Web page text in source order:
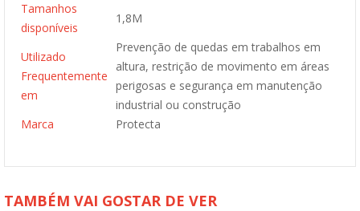
Tamanhos
disponíveis
1,8M
Utilizado
Frequentemente
em
Prevenção de quedas em trabalhos em
altura, restrição de movimento em áreas
perigosas e segurança em manutenção
industrial ou construção
Marca
Protecta
TAMBÉM VAI GOSTAR DE VER